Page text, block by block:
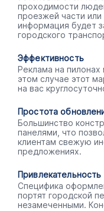
проходимости
проезжей части или
информация будет
городского
Эффективность
Реклама на
этом случае этот
на вас
Простота
Большинство
панелями, что
клиентам свежую
предложениях.
Привлекательность
Специфика
портят городской
незамеченными.